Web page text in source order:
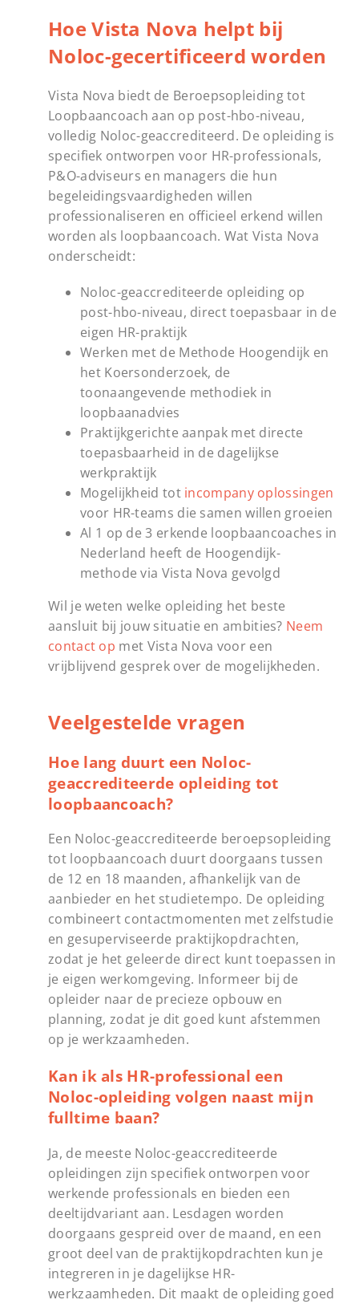
Hoe Vista Nova helpt bij
Noloc-gecertificeerd worden
Vista Nova biedt de Beroepsopleiding tot
Loopbaancoach aan op post-hbo-niveau,
volledig Noloc-geaccrediteerd. De opleiding is
specifiek ontworpen voor HR-professionals,
P&O-adviseurs en managers die hun
begeleidingsvaardigheden willen
professionaliseren en officieel erkend willen
worden als loopbaancoach. Wat Vista Nova
onderscheidt:
Noloc-geaccrediteerde opleiding op
post-hbo-niveau, direct toepasbaar in de
eigen HR-praktijk
Werken met de Methode Hoogendijk en
het Koersonderzoek, de
toonaangevende methodiek in
loopbaanadvies
Praktijkgerichte aanpak met directe
toepasbaarheid in de dagelijkse
werkpraktijk
Mogelijkheid tot incompany oplossingen
voor HR-teams die samen willen groeien
Al 1 op de 3 erkende loopbaancoaches in
Nederland heeft de Hoogendijk-
methode via Vista Nova gevolgd
Wil je weten welke opleiding het beste
aansluit bij jouw situatie en ambities? Neem
contact op met Vista Nova voor een
vrijblijvend gesprek over de mogelijkheden.
Veelgestelde vragen
Hoe lang duurt een Noloc-
geaccrediteerde opleiding tot
loopbaancoach?
Een Noloc-geaccrediteerde beroepsopleiding
tot loopbaancoach duurt doorgaans tussen
de 12 en 18 maanden, afhankelijk van de
aanbieder en het studietempo. De opleiding
combineert contactmomenten met zelfstudie
en gesuperviseerde praktijkopdrachten,
zodat je het geleerde direct kunt toepassen in
je eigen werkomgeving. Informeer bij de
opleider naar de precieze opbouw en
planning, zodat je dit goed kunt afstemmen
op je werkzaamheden.
Kan ik als HR-professional een
Noloc-opleiding volgen naast mijn
fulltime baan?
Ja, de meeste Noloc-geaccrediteerde
opleidingen zijn specifiek ontworpen voor
werkende professionals en bieden een
deeltijdvariant aan. Lesdagen worden
doorgaans gespreid over de maand, en een
groot deel van de praktijkopdrachten kun je
integreren in je dagelijkse HR-
werkzaamheden. Dit maakt de opleiding goed